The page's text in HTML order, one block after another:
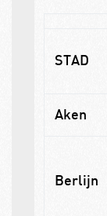
STAD
Aken
Berlijn